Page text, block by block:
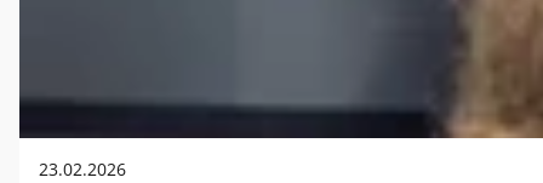
23.02.2026